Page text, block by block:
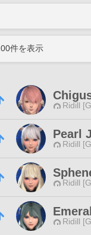
件を表示
Ridill
Pearl
Ridill
Ridill
Ridill